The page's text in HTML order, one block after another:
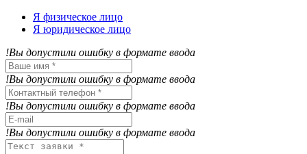
Я физическое лицо
Я юридическое лицо
!Вы допустили ошибку в формате ввода
!Вы допустили ошибку в формате ввода
!Вы допустили ошибку в формате ввода
!Вы допустили ошибку в формате ввода